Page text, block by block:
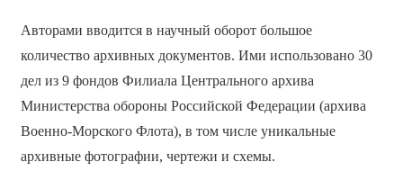
Авторами вводится в научный оборот большое
количество архивных документов. Ими использовано 30
дел из 9 фондов Филиала Центрального архива
Министерства обороны Российской Федерации (архива
Военно-Морского Флота), в том числе уникальные
архивные фотографии, чертежи и схемы.